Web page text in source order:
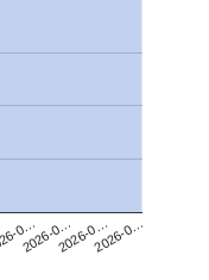
0…
2026-0…2026-0…2026-0…